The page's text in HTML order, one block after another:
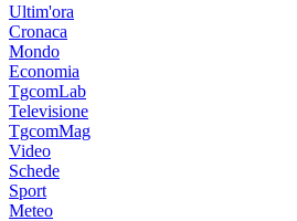
Ultim'ora
Cronaca
Mondo
Economia
TgcomLab
Televisione
TgcomMag
Video
Schede
Sport
Meteo